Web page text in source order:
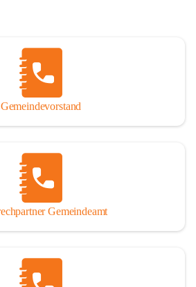
Gemeindevorstand
Gemeindeamt